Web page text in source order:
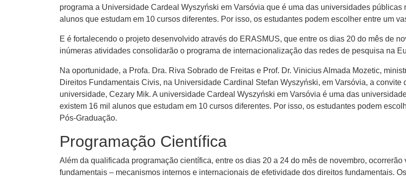
programa a Universidade Cardeal Wyszyński em Varsóvia que é uma das universidades
alunos que estudam em 10 cursos diferentes. Por isso, os estudantes podem escolher entre um
E é fortalecendo o projeto desenvolvido através do ERASMUS, que entre os dias 20 do mês de
inúmeras atividades consolidarão o programa de internacionalização das redes de pesquisa na
Na oportunidade, a Profa. Dra. Riva Sobrado de Freitas e Prof. Dr. Vinicius Almada Mozetic,
Direitos Fundamentais Civis, na Universidade Cardinal Stefan Wyszyński, em Varsóvia, a
universidade, Cezary Mik. A universidade Cardeal Wyszyński em Varsóvia é uma das
existem 16 mil alunos que estudam em 10 cursos diferentes. Por isso, os estudantes podem
Pós-Graduação.
Programação Científica
Além da qualificada programação científica, entre os dias 20 a 24 do mês de novembro,
fundamentais – mecanismos internos e internacionais de efetividade dos direitos fundamentais.